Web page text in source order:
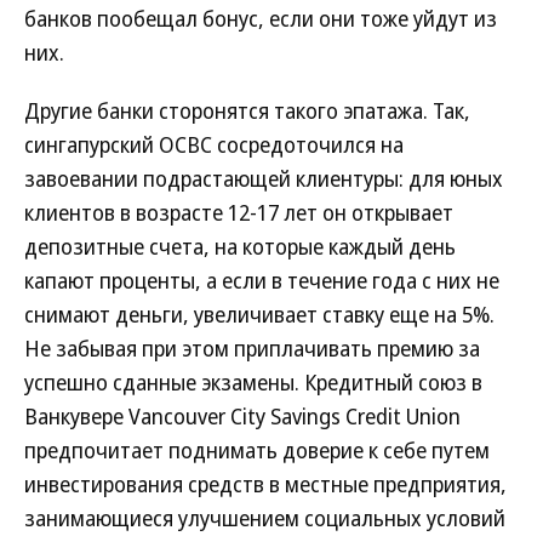
банков пообещал бонус, если они тоже уйдут из
них.
Другие банки сторонятся такого эпатажа. Так,
сингапурский OCBC сосредоточился на
завоевании подрастающей клиентуры: для юных
клиентов в возрасте 12-17 лет он открывает
депозитные счета, на которые каждый день
капают проценты, а если в течение года с них не
снимают деньги, увеличивает ставку еще на 5%.
Не забывая при этом приплачивать премию за
успешно сданные экзамены. Кредитный союз в
Ванкувере Vancouver City Savings Credit Union
предпочитает поднимать доверие к себе путем
инвестирования средств в местные предприятия,
занимающиеся улучшением социальных условий